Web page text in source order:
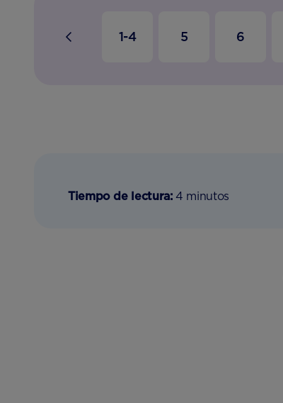
1-4 5 6
Tiempo de lectura: 4 minutos